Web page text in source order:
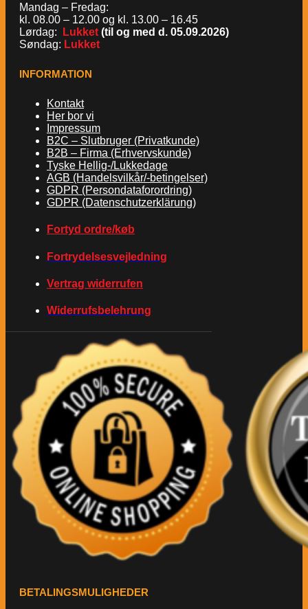
Mandag – Fredag:
kl. 08.00 – 12.00 og kl. 13.00 – 16.45
Lørdag:
Lukket (til og med d. 05.09.2026)
Søndag: Lukket
INFORMATION
Kontakt
Her bor vi
Impressum
B2C – Slutbruger (Privatkunde)
B2B – Firma (Erhvervskunde)
Tyske Hellig-/Lukkedage
AGB (Handelsvilkår/-betingelser)
GDPR (Persondataforordring)
GDPR (Datenschutzerklärung)
Fortyd ordre/køb
Fortrydelsesvejledning
Vertrag widerrufen
Widerrufsbelehrung
BETALINGSMULIGHEDER